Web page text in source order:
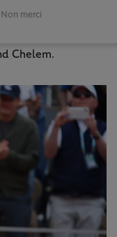
Chelem.
Non merci